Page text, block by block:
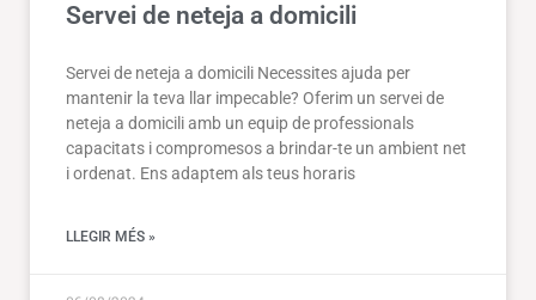
Servei de neteja a domicili
Servei de neteja a domicili Necessites ajuda per
mantenir la teva llar impecable? Oferim un servei de
neteja a domicili amb un equip de professionals
capacitats i compromesos a brindar-te un ambient net
i ordenat. Ens adaptem als teus horaris
LLEGIR MÉS »